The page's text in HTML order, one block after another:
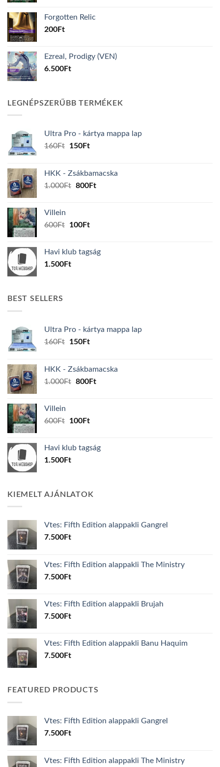
200Ft.16Ft.
Forgotten Relic
200Ft
Ezreal, Prodigy (VEN)
6.500Ft
LEGNÉPSZERŰBB TERMÉKEK
Ultra Pro - kártya mappa lap
160Ft
Original
160Ft.
150FtCurrent
150Ft.
HKK - Zsákbamacska
1.000Ft Original
800FtCurrent
Villein
600Ft
Original
600Ft.
100FtCurrent
100Ft.
Havi klub tagság
1.500Ft
BEST SELLERS
Ultra Pro - kártya mappa lap
160Ft
Original
160Ft.
150FtCurrent
150Ft.
HKK - Zsákbamacska
1.000Ft Original
800FtCurrent
Villein
600Ft
Original
600Ft.
100FtCurrent
100Ft.
Havi klub tagság
1.500Ft
KIEMELT AJÁNLATOK
Vtes: Fifth Edition alappakli Gangrel
7.500Ft
Vtes: Fifth Edition alappakli The Ministry
7.500Ft
Vtes: Fifth Edition alappakli Brujah
7.500Ft
Vtes: Fifth Edition alappakli Banu Haquim
7.500Ft
FEATURED PRODUCTS
Vtes: Fifth Edition alappakli Gangrel
7.500Ft
Vtes: Fifth Edition alappakli The Ministry